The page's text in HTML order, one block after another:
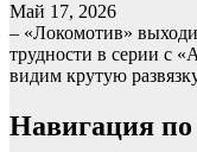
Май 17, 2026
– «Локомотив»
трудности в серии с
видим крутую
Навигация по